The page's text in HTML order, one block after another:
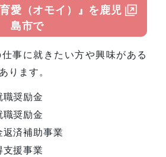
愛（オモイ）』を鹿児
島市で
事に就きたい方や興味がある
ります。
奨励金
職奨励金
済補助事業
援事業